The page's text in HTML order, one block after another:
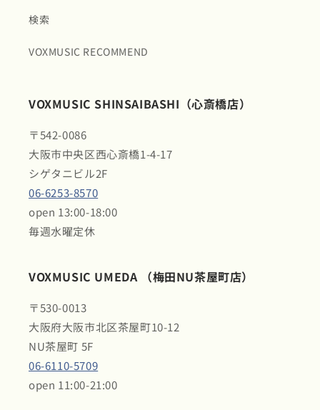
検索
VOXMUSIC RECOMMEND
VOXMUSIC SHINSAIBASHI（心斎橋店）
〒542-0086
大阪市中央区西心斎橋1-4-17
シゲタニビル2F
06-6253-8570
open 13:00-18:00
毎週水曜定休
VOXMUSIC UMEDA （梅田NU茶屋町店）
〒530-0013
大阪府大阪市北区茶屋町10-12
NU茶屋町 5F
06-6110-5709
open 11:00-21:00